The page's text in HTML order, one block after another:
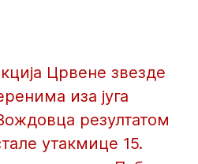
Црвене звезде
иза југа
резултатом
утакмице 15.